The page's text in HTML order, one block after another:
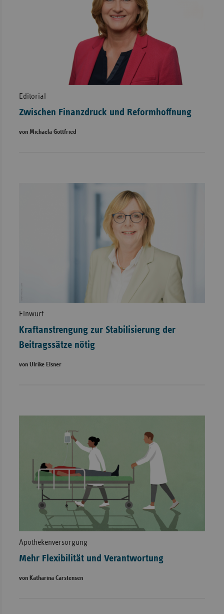
Editorial
Zwischen Finanzdruck und Reformhoffnung
von Michaela Gottfried
Einwurf
Kraftanstrengung zur Stabilisierung der
Beitragssätze nötig
von Ulrike Elsner
Apothekenversorgung
Mehr Flexibilität und Verantwortung
von Katharina Carstensen